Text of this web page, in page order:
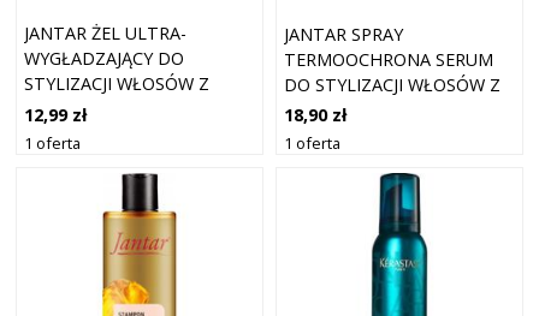
JANTAR ŻEL ULTRA-
WYGŁADZAJĄCY DO
STYLIZACJI WŁOSÓW Z
BURSZTYNEM 200ML
12,99 zł
1 oferta
JANTAR SPRAY
TERMOOCHRONA SERUM
DO STYLIZACJI WŁOSÓW Z
BURSZTYNEM 200ML
18,90 zł
1 oferta